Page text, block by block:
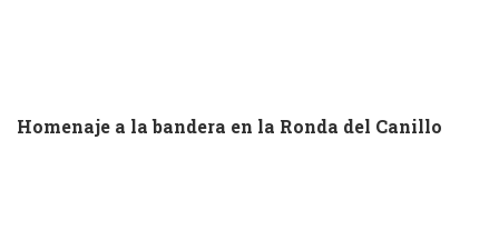
Homenaje a la bandera en la Ronda del Canillo